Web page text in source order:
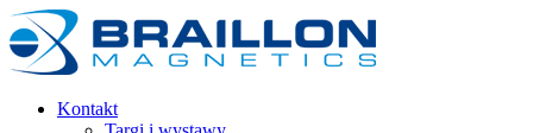
Kontakt